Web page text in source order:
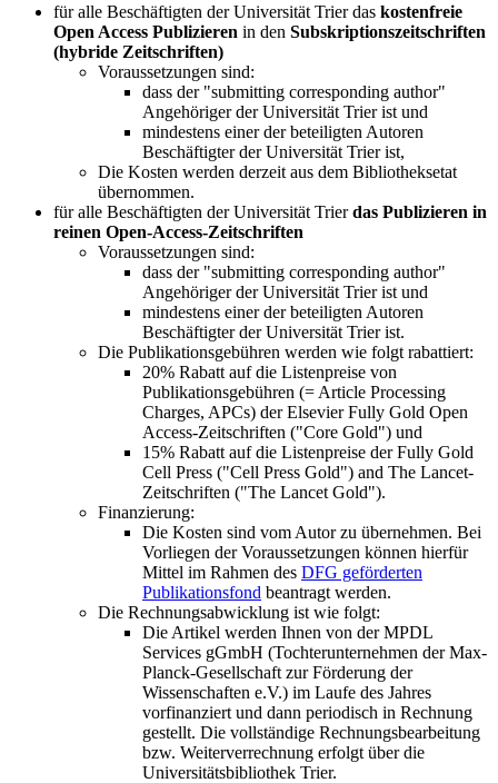
für alle Beschäftigten der Universität Trier das kostenfreie
Open Access Publizieren in den Subskriptionszeitschriften
(hybride Zeitschriften)
Voraussetzungen sind:
dass der "submitting corresponding author"
Angehöriger der Universität Trier ist und
mindestens einer der beteiligten Autoren
Beschäftigter der Universität Trier ist,
Die Kosten werden derzeit aus dem Bibliotheksetat
übernommen.
für alle Beschäftigten der Universität Trierdas Publizieren in
reinen Open-Access-Zeitschriften
Voraussetzungen sind:
dass der "submitting corresponding author"
Angehöriger der Universität Trier ist und
mindestens einer der beteiligten Autoren
Beschäftigter der Universität Trier ist.
Die Publikationsgebühren werden wie folgt rabattiert:
20% Rabatt auf die Listenpreise von
Publikationsgebühren (= Article Processing
Charges, APCs) der Elsevier Fully Gold Open
Access-Zeitschriften ("Core Gold") und
15% Rabatt auf die Listenpreise der Fully Gold
Cell Press ("Cell Press Gold") and The Lancet-
Zeitschriften ("The Lancet Gold").
Finanzierung:
Die Kosten sind vom Autor zu übernehmen. Bei
Vorliegen der Voraussetzungen können hierfür
Mittel im Rahmen des DFG geförderten
Publikationsfond beantragt werden.
Die Rechnungsabwicklung ist wie folgt:
Die Artikel werden Ihnen von der MPDL
Services gGmbH (Tochterunternehmen der Max-
Planck-Gesellschaft zur Förderung der
Wissenschaften e.V.) im Laufe des Jahres
vorfinanziert und dann periodisch in Rechnung
gestellt. Die vollständige Rechnungsbearbeitung
bzw. Weiterverrechnung erfolgt über die
Universitätsbibliothek Trier.